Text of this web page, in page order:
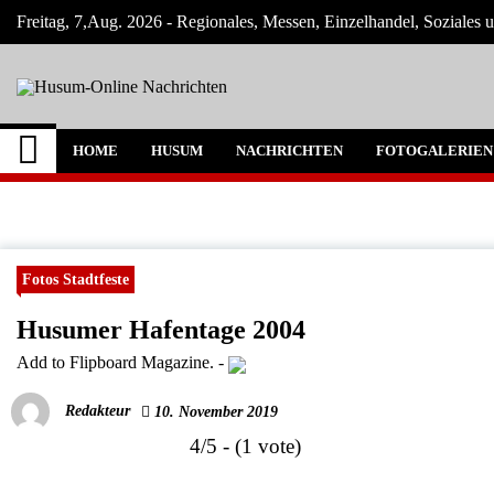
Skip
Freitag, 7,Aug. 2026 - Regionales, Messen, Einzelhandel, Soziales
Husum-Online
Nachrichten und Events für Husum und
HOME HUSUM NACHRICHTEN FOTOGALERIEN
Fotos Stadtfeste
Husumer Hafentage 2004
Add to Flipboard Magazine. -
Redakteur 10. November 2019
4/5 - (1 vote)